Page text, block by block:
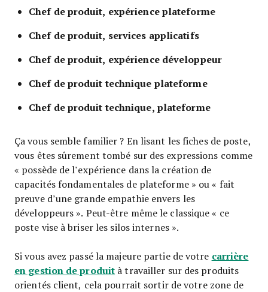
Chef de produit, expérience plateforme
Chef de produit, services applicatifs
Chef de produit, expérience développeur
Chef de produit technique plateforme
Chef de produit technique, plateforme
Ça vous semble familier ? En lisant les fiches de poste,
vous êtes sûrement tombé sur des expressions comme
« possède de l’expérience dans la création de
capacités fondamentales de plateforme » ou « fait
preuve d’une grande empathie envers les
développeurs ». Peut-être même le classique « ce
poste vise à briser les silos internes ».
Si vous avez passé la majeure partie de votre carrière
en gestion de produit à travailler sur des produits
orientés client, cela pourrait sortir de votre zone de